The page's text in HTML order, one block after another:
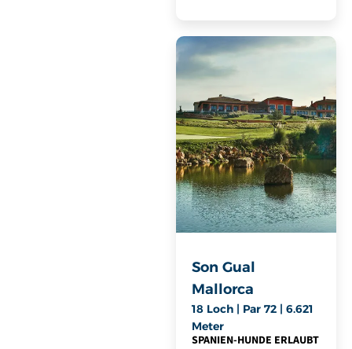
Son Gual
Mallorca
18 Loch | Par 72 | 6.621
Meter
SPANIEN-HUNDE ERLAUBT